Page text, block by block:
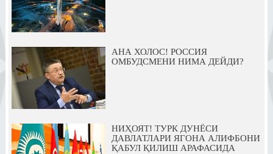
АНА ХОЛОС! РОССИЯ
ОМБУДСМЕНИ НИМА ДЕЙДИ?
НИҲОЯТ! ТУРК ДУНЁСИ
ДАВЛАТЛАРИ ЯГОНА АЛИФБОНИ
ҚАБУЛ ҚИЛИШ АРАФАСИДА